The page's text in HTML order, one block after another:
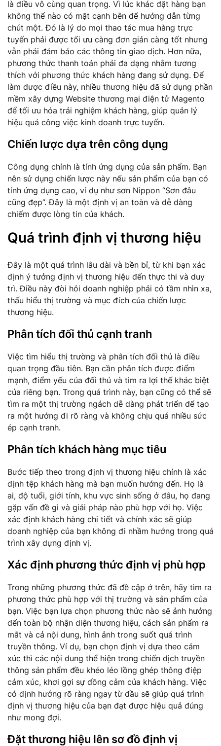
là điều vô cùng quan trọng. Vì lúc khác đặt hàng bạn
không thể nào có mặt cạnh bên để hướng dẫn từng
chút một. Đó là lý do mọi thao tác mua hàng trực
tuyến phải được tối ưu càng đơn giản càng tốt nhưng
vẫn phải đảm bảo các thông tin giao dịch. Hơn nữa,
phương thức thanh toán phải đa dạng nhằm tương
thích với phương thức khách hàng đang sử dụng. Để
làm được điều này, nhiều thương hiệu đã sử dụng phần
mềm xây dựng Website thương mại điện tử Magento
để tối ưu hóa trải nghiệm khách hàng, giúp quản lý
hiệu quả công việc kinh doanh trực tuyến.
Chiến lược dựa trên công dụng
Công dụng chính là tính ứng dụng của sản phẩm. Bạn
nên sử dụng chiến lược này nếu sản phẩm của bạn có
tính ứng dụng cao, ví dụ như sơn Nippon “Sơn đâu
cũng đẹp”. Đây là một định vị an toàn và dễ dàng
chiếm được lòng tin của khách.
Quá trình định vị thương hiệu
Đây là một quá trình lâu dài và bền bỉ, từ khi bạn xác
định ý tưởng định vị thương hiệu đến thực thi và duy
trì. Điều này đòi hỏi doanh nghiệp phải có tầm nhìn xa,
thấu hiểu thị trường và mục đích của chiến lược
thương hiệu.
Phân tích đối thủ cạnh tranh
Việc tìm hiểu thị trường và phân tích đối thủ là điều
quan trọng đầu tiên. Bạn cần phân tích được điểm
mạnh, điểm yếu của đối thủ và tìm ra lợi thế khác biệt
của riêng bạn. Trong quá trình này, bạn cũng có thể sẽ
tìm ra một thị trường ngách dễ dàng phát triển để tạo
ra một hướng đi rõ ràng và không chịu quá nhiều sức
ép cạnh tranh.
Phân tích khách hàng mục tiêu
Bước tiếp theo trong định vị thương hiệu chính là xác
định tệp khách hàng mà bạn muốn hướng đến. Họ là
ai, độ tuổi, giới tính, khu vực sinh sống ở đâu, họ đang
gặp vấn đề gì và giải pháp nào phù hợp với họ. Việc
xác định khách hàng chi tiết và chính xác sẽ giúp
doanh nghiệp của bạn không đi nhầm hướng trong quá
trình xây dựng định vị.
Xác định phương thức định vị phù hợp
Trong những phương thức đã đề cập ở trên, hãy tìm ra
phương thức phù hợp với thị trường và sản phẩm của
bạn. Việc bạn lựa chọn phương thức nào sẽ ảnh hưởng
đến toàn bộ nhận diện thương hiệu, cách sản phẩm ra
mắt và cả nội dung, hình ảnh trong suốt quá trình
truyền thông. Ví dụ, bạn chọn định vị dựa theo cảm
xúc thì các nội dung thể hiện trong chiến dịch truyền
thông sản phẩm đều khéo léo lồng ghép thông điệp
cảm xúc, khơi gợi sự đồng cảm của khách hàng. Việc
có định hướng rõ ràng ngay từ đầu sẽ giúp quá trình
định vị thương hiệu của bạn đạt được hiệu quả đúng
như mong đợi.
Đặt thương hiệu lên sơ đồ định vị